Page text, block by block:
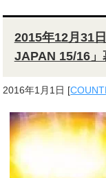
2015年12月31
JAPAN 15/16」
2016年1月1日 [